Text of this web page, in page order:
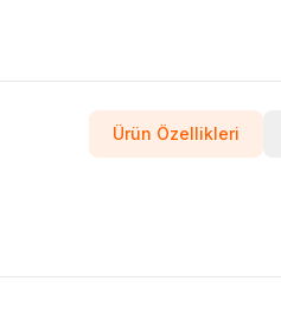
Ürün Özellikleri